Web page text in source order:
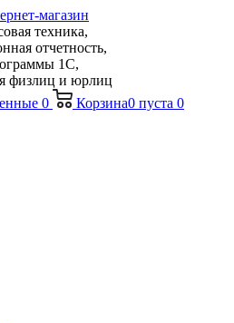
техника,
отчетность,
1С,
физлиц и юрлиц
0 Корзина0 пуста 0